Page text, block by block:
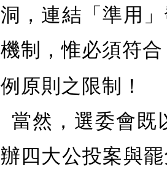
洞，連結「準用
機制，惟必須符
例原則之限制！
當然，選委會既
辦四大公投案與